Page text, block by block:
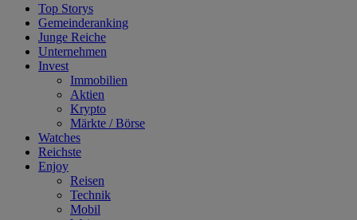
Top Storys
Gemeinderanking
Junge Reiche
Unternehmen
Invest
Immobilien
Aktien
Krypto
Märkte / Börse
Watches
Reichste
Enjoy
Reisen
Technik
Mobil